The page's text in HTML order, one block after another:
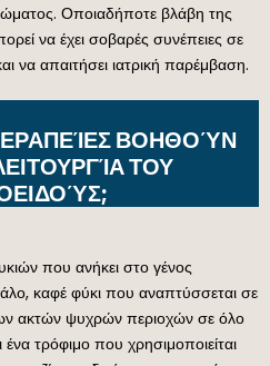
Οποιαδήποτε βλάβη της
να έχει σοβαρές συνέπειες σε
να απαιτήσει ιατρική παρέμβαση.
ΒΟΗΘΟΎΝ
ΤΟΥ
που ανήκει στο γένος
καφέ φύκι που αναπτύσσεται σε
ακτών ψυχρών περιοχών σε όλο
τρόφιμο που χρησιμοποιείται